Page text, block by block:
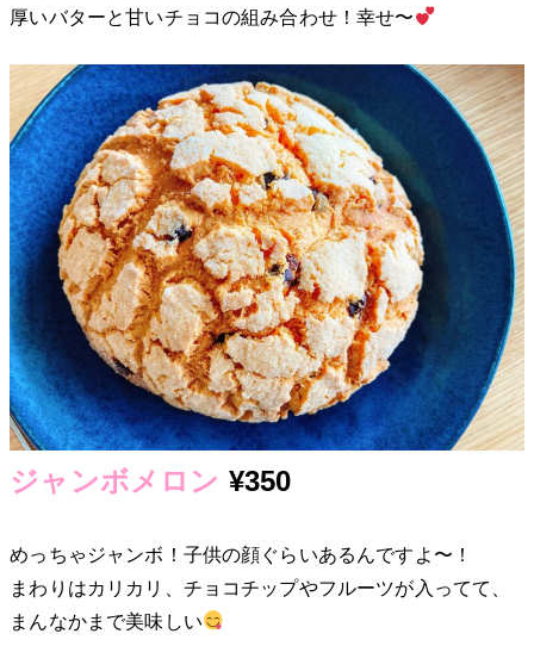
厚いバターと甘いチョコの組み合わせ！幸せ〜
ジャンボメロン ¥350
めっちゃジャンボ！子供の顔ぐらいあるんですよ〜！
まわりはカリカリ、チョコチップやフルーツが入ってて、
まんなかまで美味しい